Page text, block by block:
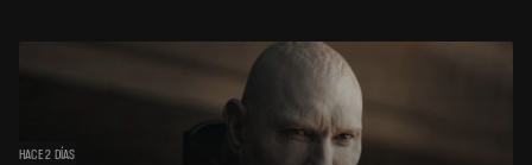
HACE 2 DÍAS